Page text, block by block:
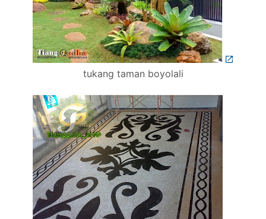
tukang taman boyolali